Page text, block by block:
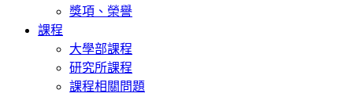
獎項、榮譽
課程
大學部課程
研究所課程
課程相關問題